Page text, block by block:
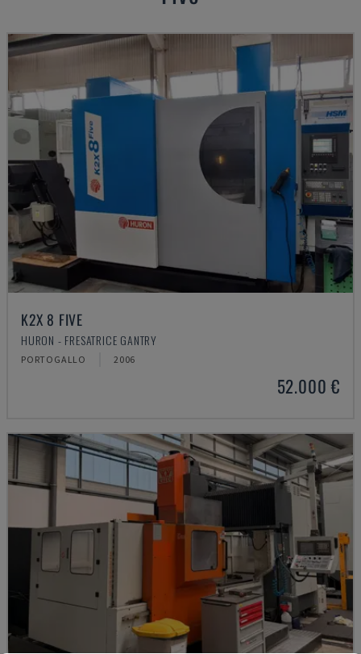
K2X 8 FIVE
HURON - FRESATRICE GANTRY
PORTOGALLO 2006
52.000 €